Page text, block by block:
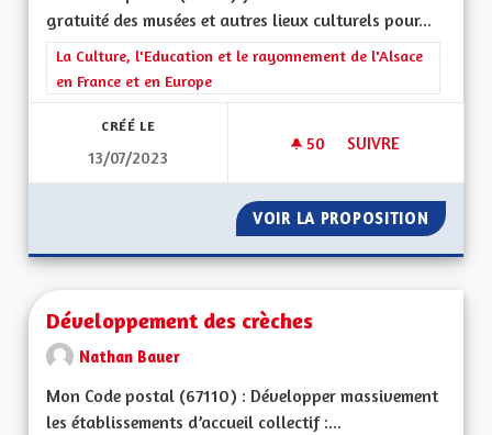
gratuité des musées et autres lieux culturels pour...
Filtrer les résultats de la catégorie : La Culture, l'Education et
La Culture, l'Education et le rayonnement de l'Alsace
en France et en Europe
CRÉÉ LE
13/07/2023
50 50 ABONNÉS
SUIVRE
VOIR LA PROPOSITION
Développement des crèches
Nathan Bauer
Mon Code postal (67110) : Développer massivement
les établissements d’accueil collectif :...